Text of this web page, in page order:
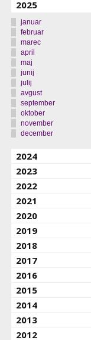
2025
januar
februar
marec
april
maj
junij
julij
avgust
september
oktober
november
december
2024
2023
2022
2021
2020
2019
2018
2017
2016
2015
2014
2013
2012